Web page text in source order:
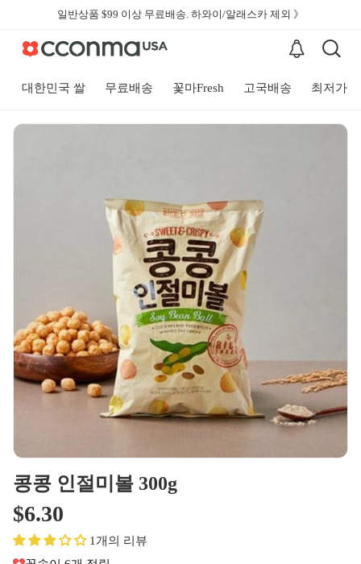
일반상품 $99 이상 무료배송. 하와이/알래스카 제외 》
대한민국 쌀 무료배송 꽃마Fresh 고국배송 최저가
콩콩 인절미볼 300g
$6.30
1개의 리뷰